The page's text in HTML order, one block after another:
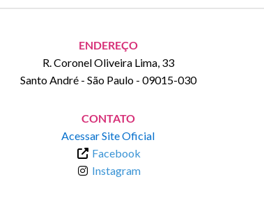
ENDEREÇO
R. Coronel Oliveira Lima, 33
Santo André- São Paulo- 09015-030
CONTATO
Acessar Site Oficial
Facebook
Instagram